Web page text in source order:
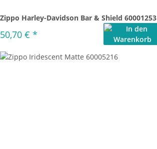
Zippo Harley-Davidson Bar & Shield 60001253
50,70 € *